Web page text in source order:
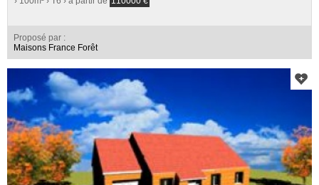
Proposé par :
Maisons France Forêt